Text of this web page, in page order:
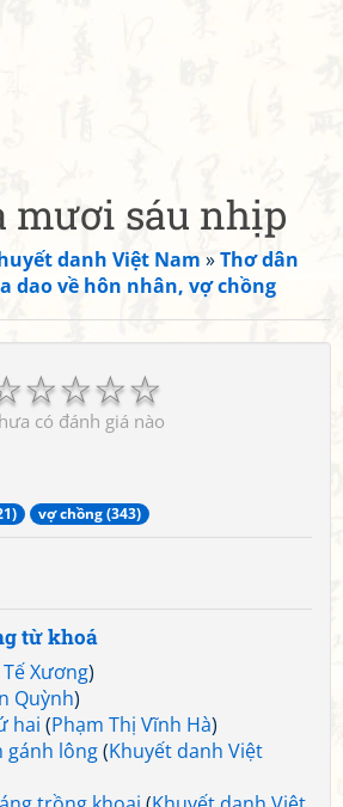
mươi sáu nhịp
danh Việt Nam »Thơ dân
dao về hôn nhân, vợ chồng
☆
☆
☆
☆
có đánh giá nào
vợ chồng (343)
từ khoá
Xương)
Quỳnh)
hai (Phạm Thị Vĩnh Hà)
gánh lông(Khuyết danh Việt